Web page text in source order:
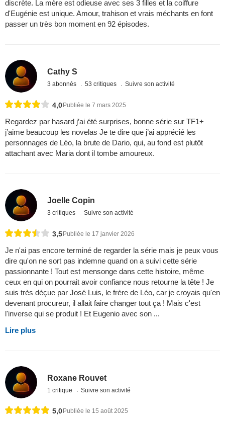
discrète. La mère est odieuse avec ses 3 filles et la coiffure
d'Eugénie est unique. Amour, trahison et vrais méchants en font
passer un très bon moment en 92 épisodes.
Cathy S
3 abonnés 53 critiques Suivre son activité
4,0Publiée le 7 mars 2025
Regardez par hasard j’ai été surprises, bonne série sur TF1+
j’aime beaucoup les novelas Je te dire que j’ai apprécié les
personnages de Léo, la brute de Dario, qui, au fond est plutôt
attachant avec Maria dont il tombe amoureux.
Joelle Copin
3 critiques Suivre son activité
3,5 Publiée le 17 janvier 2026
Je n'ai pas encore terminé de regarder la série mais je peux vous
dire qu'on ne sort pas indemne quand on a suivi cette série
passionnante ! Tout est mensonge dans cette histoire, même
ceux en qui on pourrait avoir confiance nous retourne la tête ! Je
suis très déçue par José Luis, le frère de Léo, car je croyais qu'en
devenant procureur, il allait faire changer tout ça ! Mais c'est
l'inverse qui se produit ! Et Eugenio avec son ...
Lire plus
Roxane Rouvet
1 critique Suivre son activité
5,0 Publiée le 15 août 2025